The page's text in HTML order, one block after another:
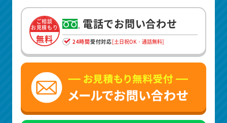
ご相談
お見積もり
無料
電話でお問い合わせ
24時間受付対応[土日祝OK・通話無料]